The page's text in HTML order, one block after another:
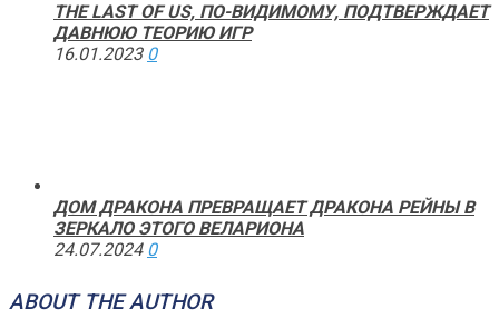
THE LAST OF US, ПО-ВИДИМОМУ, ПОДТВЕРЖДАЕТ
ДАВНЮЮ ТЕОРИЮ ИГР
16.01.2023 0
ДОМ ДРАКОНА ПРЕВРАЩАЕТ ДРАКОНА РЕЙНЫ В
ЗЕРКАЛО ЭТОГО ВЕЛАРИОНА
24.07.2024 0
ABOUT THE AUTHOR